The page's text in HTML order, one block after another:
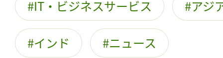
IT・ビジネスサービス アジ
インド ニュース